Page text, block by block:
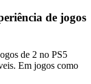
de jogos
de 2 no PS5
Em jogos como